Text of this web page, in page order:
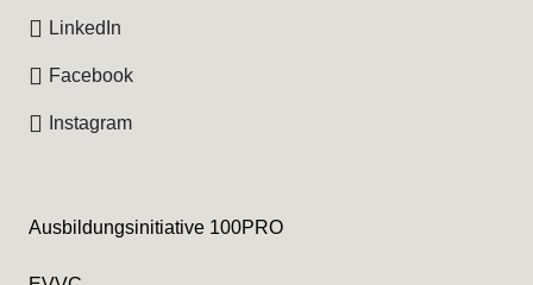
Ausbildungsinitiative 100PRO
LinkedIn
Facebook
Instagram